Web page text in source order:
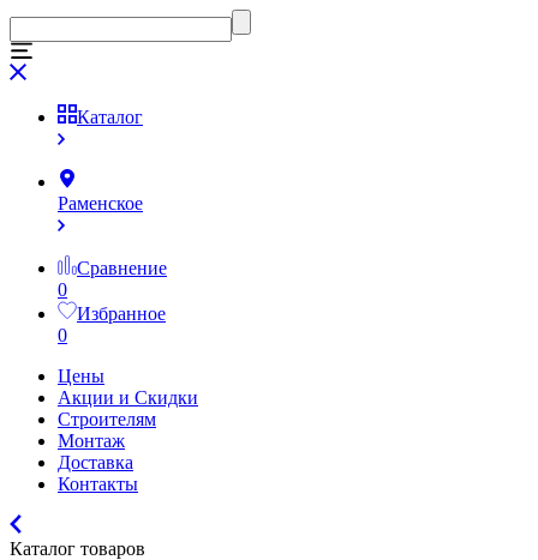
Каталог
Раменское
Сравнение
0
Избранное
0
Цены
Акции и Скидки
Строителям
Монтаж
Доставка
Контакты
Каталог товаров